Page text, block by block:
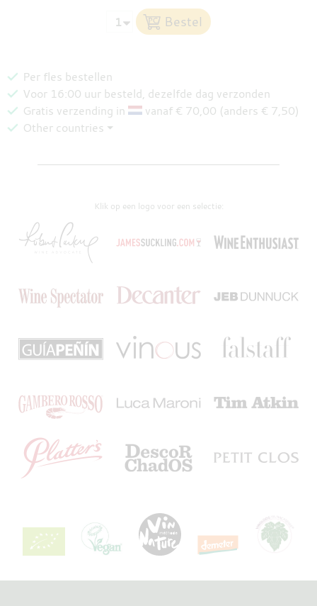
Per fles bestellen
Voor 16:00 uur besteld, dezelfde dag verzonden
Gratis verzending in
vanaf € 70,00 (anders € 7,50)
Other countries ⏷
Klik op een logo voor een selectie: